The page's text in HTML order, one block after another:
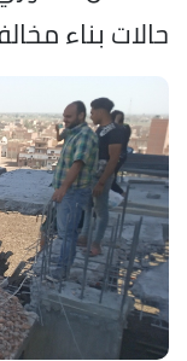
حالات بناء